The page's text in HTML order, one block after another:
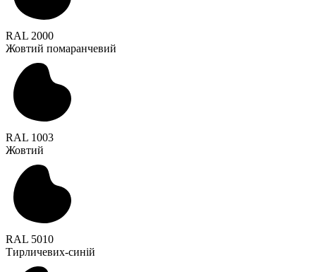
RAL 2000
Жовтий помаранчевий
RAL 1003
Жовтий
RAL 5010
Тирличевих-синій